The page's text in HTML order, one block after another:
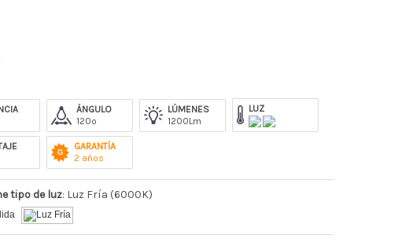
ÁNGULO
120º
LÚMENES
1200Lm
LUZ
GARANTÍA
2 años
tipo de luz: Luz Fría (6000K)